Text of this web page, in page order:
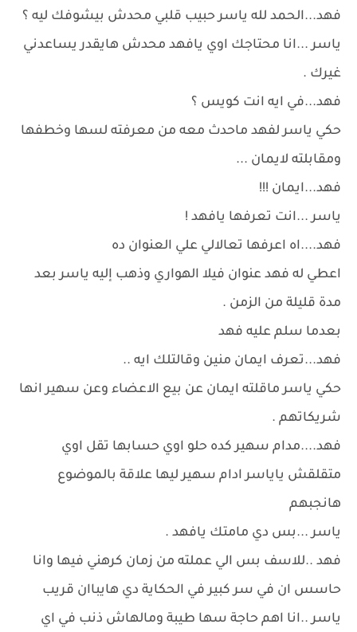
فهد...الحمد لله ياسر حبيب قلبي محدش بيشوفك ليه ؟
ياسر ...انا محتاجك اوي يافهد محدش هايقدر يساعدني
غيرك .
فهد...في ايه انت كويس ؟
حكي ياسر لفهد ماحدث معه من معرفته لسها وخطفها
ومقابلته لايمان ...
فهد...ايمان !!!
ياسر ...انت تعرفها يافهد !
فهد....اه اعرفها تعالالي علي العنوان ده
اعطي له فهد عنوان فيلا الهواري وذهب إليه ياسر بعد
مدة قليلة من الزمن .
بعدما سلم عليه فهد
فهد...تعرف ايمان منين وقالتلك ايه ..
حكي ياسر ماقلته ايمان عن بيع الاعضاء وعن سهير انها
شريكاتهم .
فهد....مدام سهير كده حلو اوي حسابها تقل اوي
متقلقش ياياسر ادام سهير ليها علاقة بالموضوع
هانجبهم
ياسر ...بس دي مامتك يافهد .
فهد ..للاسف بس الي عملته من زمان كرهني فيها وانا
حاسس ان في سر كبير في الحكاية دي هايباان قريب
ياسر ..انا اهم حاجة سها طيبة ومالهاش ذنب في اي